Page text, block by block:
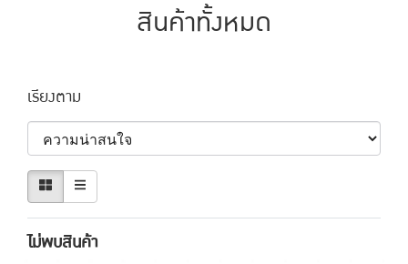
สินค้าทั้งหมด
เรียงตาม
ไม่พบสินค้า